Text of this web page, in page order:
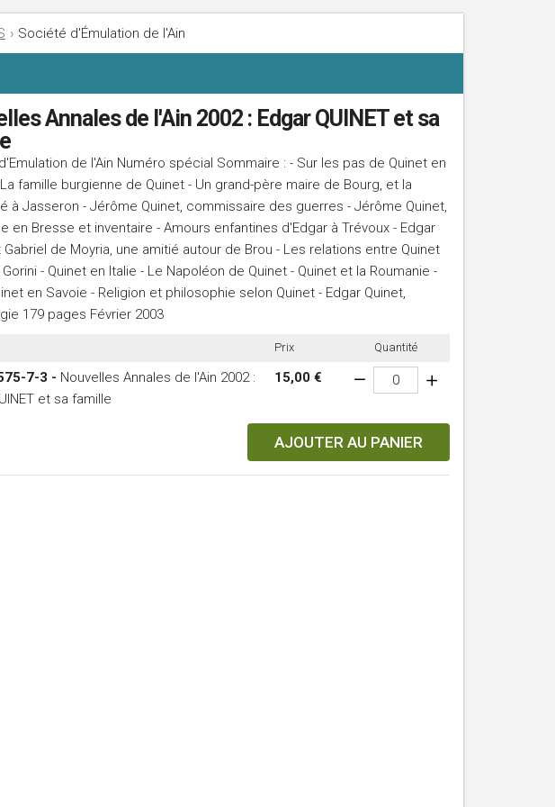
› Société d'Émulation de l'Ain
Annales de l'Ain 2002 : Edgar QUINET et sa
de l'Ain Numéro spécial Sommaire : - Sur les pas de Quinet en
famille burgienne de Quinet - Un grand-père maire de Bourg, et la
à Jasseron - Jérôme Quinet, commissaire des guerres - Jérôme Quinet,
en Bresse et inventaire - Amours enfantines d'Edgar à Trévoux - Edgar
Gabriel de Moyria, une amitié autour de Brou - Les relations entre Quinet
- Quinet en Italie - Le Napoléon de Quinet - Quinet et la Roumanie -
en Savoie - Religion et philosophie selon Quinet - Edgar Quinet,
179 pages Février 2003
Prix Quantité
7-3 - Nouvelles Annales de l'Ain 2002 :
et sa famille
15,00 €
AJOUTER AU PANIER